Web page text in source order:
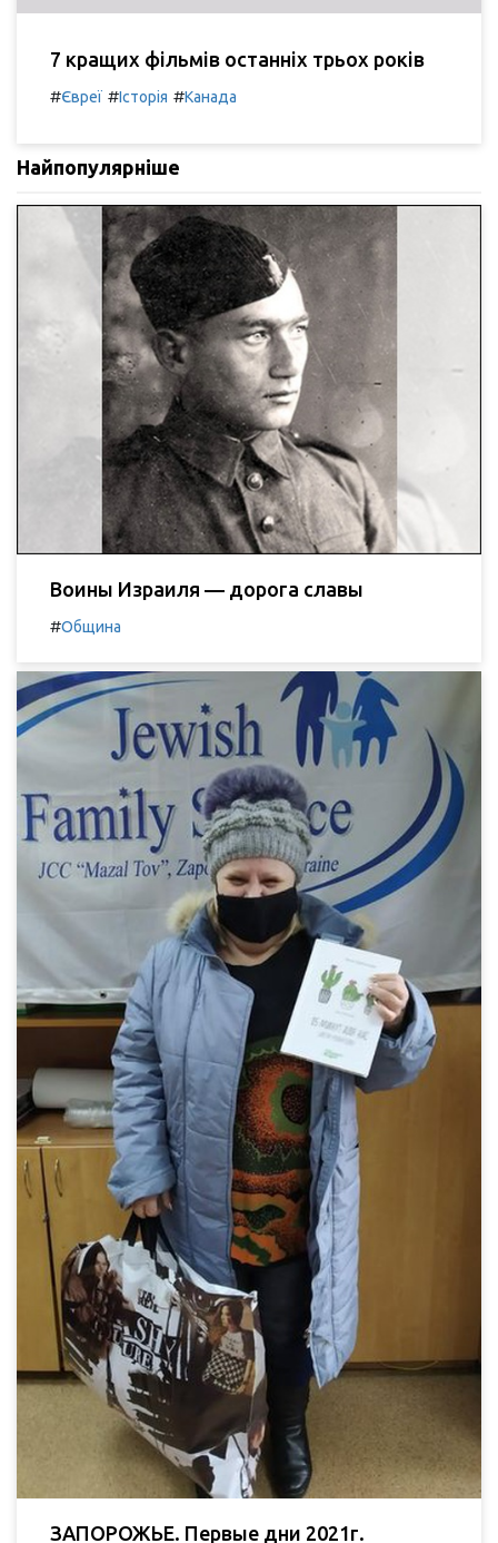
7 кращих фільмів останніх трьох років
#Євреї #Історія #Канада
Найпопулярніше
Воины Израиля — дорога славы
#Община
ЗАПОРОЖЬЕ. Первые дни 2021г.